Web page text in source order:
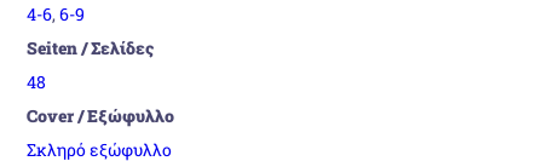
4-6,6-9
Seiten / Σελίδες
48
Cover / Εξώφυλλο
Σκληρό εξώφυλλο